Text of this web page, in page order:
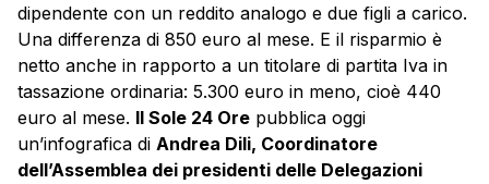
dipendente con un reddito analogo e due figli a carico.
Una differenza di 850 euro al mese. E il risparmio è
netto anche in rapporto a un titolare di partita Iva in
tassazione ordinaria: 5.300 euro in meno, cioè 440
euro al mese. Il Sole 24 Ore pubblica oggi
un’infografica di Andrea Dili, Coordinatore
dell’Assemblea dei presidenti delle Delegazioni